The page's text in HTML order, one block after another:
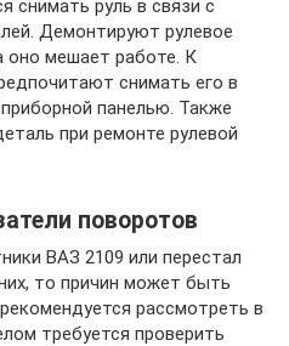
снимать руль в связи с
Демонтируют рулевое
оно мешает работе. К
снимать его в
панелью. Также
при ремонте рулевой
поворотов
ВАЗ 2109 или перестал
то причин может быть
рассмотреть в
требуется проверить